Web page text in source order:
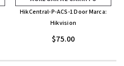
HikCentral-P-ACS-1 Door Marca:
Hikvision
$75.00